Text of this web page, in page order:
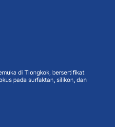
di Tiongkok, bersertifikat
pada surfaktan, silikon, dan